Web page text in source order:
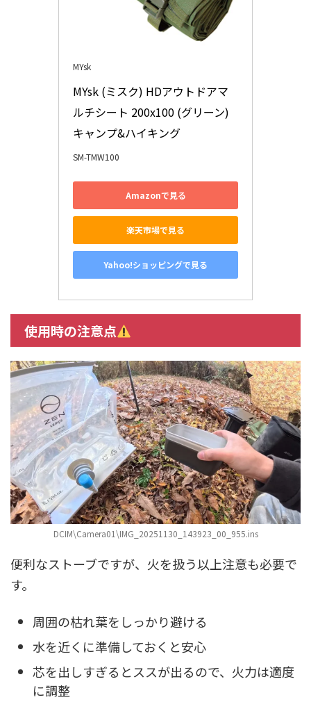
MYsk
MYsk (ミスク) HDアウトドアマ
ルチシート 200x100 (グリーン)
キャンプ&ハイキング
SM-TMW100
Amazonで見る
楽天市場で見る
Yahoo!ショッピングで見る
使用時の注意点
DCIM\Camera01\IMG_20251130_143923_00_955.ins
便利なストーブですが、火を扱う以上注意も必要で
す。
周囲の枯れ葉をしっかり避ける
水を近くに準備しておくと安心
芯を出しすぎるとススが出るので、火力は適度
に調整